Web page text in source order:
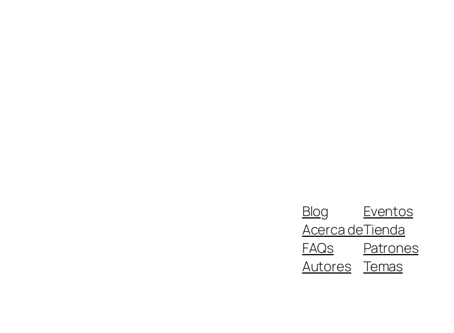
Blog
Acerca de
FAQs
Autores
Eventos
Tienda
Patrones
Temas